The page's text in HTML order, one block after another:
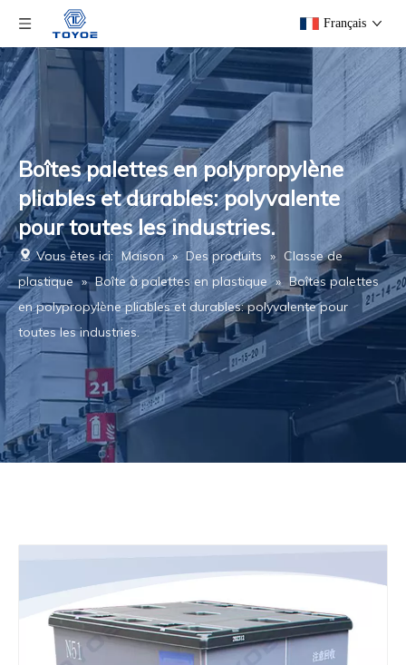
Français
Boîtes palettes en polypropylène
pliables et durables: polyvalente
pour toutes les industries.
Vous êtes ici: Maison » Des produits » Classe de
plastique » Boîte à palettes en plastique » Boîtes palettes
en polypropylène pliables et durables: polyvalente pour
toutes les industries.